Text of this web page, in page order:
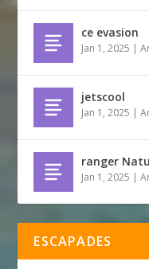
ce evasion
Jan 1, 2025 |
jetscool
Jan 1, 2025 |
ranger
Jan 1, 2025 |
ESCAPADES